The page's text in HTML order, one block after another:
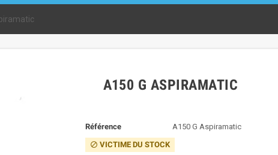
A150 G ASPIRAMATIC
Référence A150 G Aspiramatic
block VICTIME DU STOCK